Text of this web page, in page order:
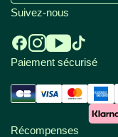
Suivez-nous
Paiement sécurisé
Récompenses